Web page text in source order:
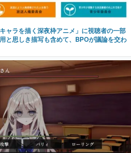
ャラを描く深夜枠アニメ」に視聴者の一部
と思しき描写も含めて、BPOが議論を交わ